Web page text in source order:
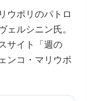
ウポリのパトロ
ェルシニン氏。
サイト「週の
ンコ・マリウポ